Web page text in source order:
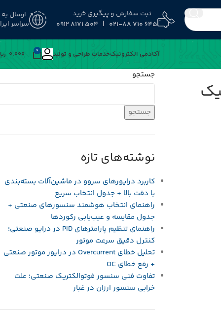
ثبت سفارش و پیگیری خرید
645 710 021-88 | 504 8171 0912
ارسال به
سراسر
آکادمی الکترونیکخدمات طراحی و تولید 0
0.000
جستجو
جستجو
نوشته‌های تازه
کاربرد درایورهای سروو در ماشین‌آلات بسته‌بندی
با دقت بالا + جدول انتخاب سریع
راهنمای انتخاب هوشمند سنسورهای صنعتی +
جدول مقایسه و عیب‌یابی رکوردها
راهنمای تنظیم پارامترهای PID در درایو صنعتی؛
کنترل دقیق سرعت موتور
تحلیل خطای Overcurrent در درایور موتور صنعتی
+ رفع خطای OC
تفاوت فنی سنسور فوتوالکتریک صنعتی؛ علت
خرابی سنسور ارزان در غبار